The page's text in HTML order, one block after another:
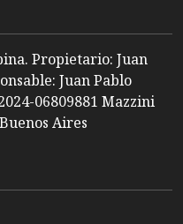
Propietario: Juan
Juan Pablo
06809881 Mazzini
Aires